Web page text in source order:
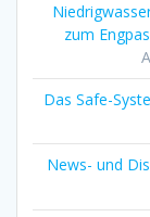
zum
Das Safe-
News- und